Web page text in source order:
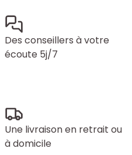
Des conseillers à votre
écoute 5j/7
Une livraison en retrait ou
à domicile